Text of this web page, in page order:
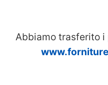
Abbiamo trasferito